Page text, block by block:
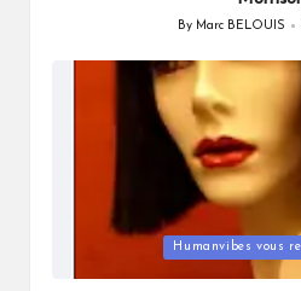
Posted
By Marc BELOUIS
Humanvibes vous